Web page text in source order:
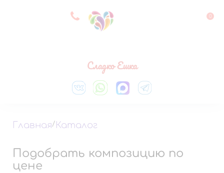
8 927 083 33 05 0
Сладко Ешка
Главная/ Каталог
Подобрать композицию по
цене